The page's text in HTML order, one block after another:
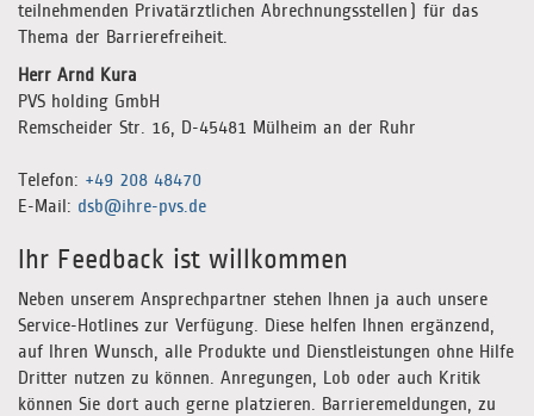
teilnehmenden Privatärztlichen Abrechnungsstellen) für das
Thema der Barrierefreiheit.
Herr Arnd Kura
PVS holding GmbH
Remscheider Str. 16, D-45481 Mülheim an der Ruhr
Telefon: +49 208 48470
E-Mail: dsb@ihre-pvs.de
Ihr Feedback ist willkommen
Neben unserem Ansprechpartner stehen Ihnen ja auch unsere
Service-Hotlines zur Verfügung. Diese helfen Ihnen ergänzend,
auf Ihren Wunsch, alle Produkte und Dienstleistungen ohne Hilfe
Dritter nutzen zu können. Anregungen, Lob oder auch Kritik
können Sie dort auch gerne platzieren. Barrieremeldungen, zu